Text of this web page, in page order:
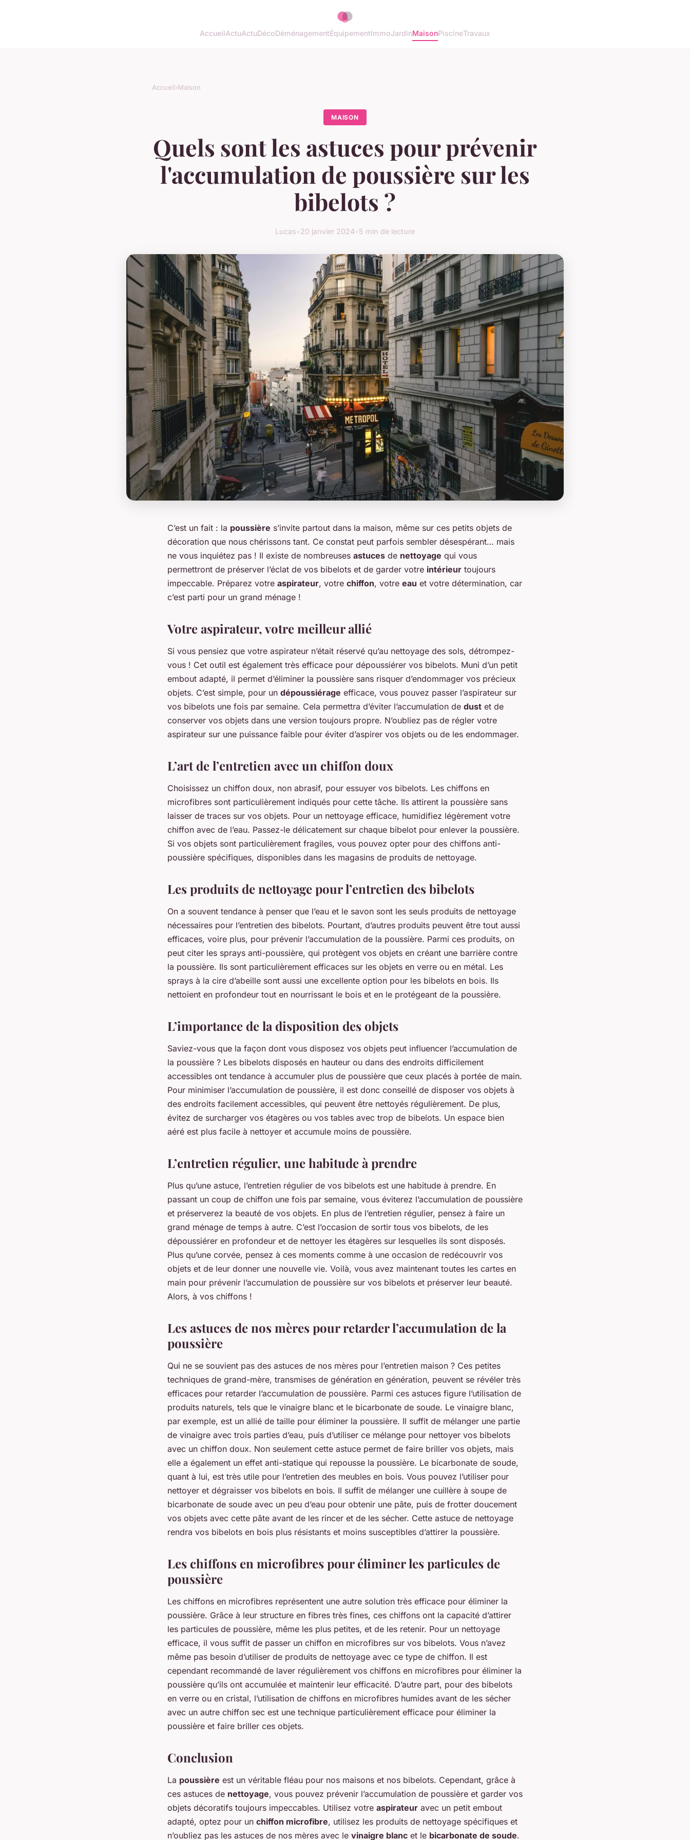
AccueilActuActuDécoDéménagementÉquipementImmoJardinMaisonPiscineTravaux
Accueil›Maison
MAISON
Quels sont les astuces pour prévenir
l'accumulation de poussière sur les
bibelots ?
Lucas•20 janvier 2024•5 min de lecture
C’est un fait : la poussière s’invite partout dans la maison, même sur ces petits objets de
décoration que nous chérissons tant. Ce constat peut parfois sembler désespérant… mais
ne vous inquiétez pas ! Il existe de nombreuses astuces de nettoyage qui vous
permettront de préserver l’éclat de vos bibelots et de garder votre intérieur toujours
impeccable. Préparez votre aspirateur, votre chiffon, votre eau et votre détermination, car
c’est parti pour un grand ménage !
Votre aspirateur, votre meilleur allié
Si vous pensiez que votre aspirateur n’était réservé qu’au nettoyage des sols, détrompez-
vous ! Cet outil est également très efficace pour dépoussiérer vos bibelots. Muni d’un petit
embout adapté, il permet d’éliminer la poussière sans risquer d’endommager vos précieux
objets. C’est simple, pour un dépoussiérage efficace, vous pouvez passer l’aspirateur sur
vos bibelots une fois par semaine. Cela permettra d’éviter l’accumulation de dust et de
conserver vos objets dans une version toujours propre. N’oubliez pas de régler votre
aspirateur sur une puissance faible pour éviter d’aspirer vos objets ou de les endommager.
L’art de l’entretien avec un chiffon doux
Choisissez un chiffon doux, non abrasif, pour essuyer vos bibelots. Les chiffons en
microfibres sont particulièrement indiqués pour cette tâche. Ils attirent la poussière sans
laisser de traces sur vos objets. Pour un nettoyage efficace, humidifiez légèrement votre
chiffon avec de l’eau. Passez-le délicatement sur chaque bibelot pour enlever la poussière.
Si vos objets sont particulièrement fragiles, vous pouvez opter pour des chiffons anti-
poussière spécifiques, disponibles dans les magasins de produits de nettoyage.
Les produits de nettoyage pour l’entretien des bibelots
On a souvent tendance à penser que l’eau et le savon sont les seuls produits de nettoyage
nécessaires pour l’entretien des bibelots. Pourtant, d’autres produits peuvent être tout aussi
efficaces, voire plus, pour prévenir l’accumulation de la poussière. Parmi ces produits, on
peut citer les sprays anti-poussière, qui protègent vos objets en créant une barrière contre
la poussière. Ils sont particulièrement efficaces sur les objets en verre ou en métal. Les
sprays à la cire d’abeille sont aussi une excellente option pour les bibelots en bois. Ils
nettoient en profondeur tout en nourrissant le bois et en le protégeant de la poussière.
L’importance de la disposition des objets
Saviez-vous que la façon dont vous disposez vos objets peut influencer l’accumulation de
la poussière ? Les bibelots disposés en hauteur ou dans des endroits difficilement
accessibles ont tendance à accumuler plus de poussière que ceux placés à portée de main.
Pour minimiser l’accumulation de poussière, il est donc conseillé de disposer vos objets à
des endroits facilement accessibles, qui peuvent être nettoyés régulièrement. De plus,
évitez de surcharger vos étagères ou vos tables avec trop de bibelots. Un espace bien
aéré est plus facile à nettoyer et accumule moins de poussière.
L’entretien régulier, une habitude à prendre
Plus qu’une astuce, l’entretien régulier de vos bibelots est une habitude à prendre. En
passant un coup de chiffon une fois par semaine, vous éviterez l’accumulation de poussière
et préserverez la beauté de vos objets. En plus de l’entretien régulier, pensez à faire un
grand ménage de temps à autre. C’est l’occasion de sortir tous vos bibelots, de les
dépoussiérer en profondeur et de nettoyer les étagères sur lesquelles ils sont disposés.
Plus qu’une corvée, pensez à ces moments comme à une occasion de redécouvrir vos
objets et de leur donner une nouvelle vie. Voilà, vous avez maintenant toutes les cartes en
main pour prévenir l’accumulation de poussière sur vos bibelots et préserver leur beauté.
Alors, à vos chiffons !
Les astuces de nos mères pour retarder l’accumulation de la
poussière
Qui ne se souvient pas des astuces de nos mères pour l’entretien maison ? Ces petites
techniques de grand-mère, transmises de génération en génération, peuvent se révéler très
efficaces pour retarder l’accumulation de poussière. Parmi ces astuces figure l’utilisation de
produits naturels, tels que le vinaigre blanc et le bicarbonate de soude. Le vinaigre blanc,
par exemple, est un allié de taille pour éliminer la poussière. Il suffit de mélanger une partie
de vinaigre avec trois parties d’eau, puis d’utiliser ce mélange pour nettoyer vos bibelots
avec un chiffon doux. Non seulement cette astuce permet de faire briller vos objets, mais
elle a également un effet anti-statique qui repousse la poussière. Le bicarbonate de soude,
quant à lui, est très utile pour l’entretien des meubles en bois. Vous pouvez l’utiliser pour
nettoyer et dégraisser vos bibelots en bois. Il suffit de mélanger une cuillère à soupe de
bicarbonate de soude avec un peu d’eau pour obtenir une pâte, puis de frotter doucement
vos objets avec cette pâte avant de les rincer et de les sécher. Cette astuce de nettoyage
rendra vos bibelots en bois plus résistants et moins susceptibles d’attirer la poussière.
Les chiffons en microfibres pour éliminer les particules de
poussière
Les chiffons en microfibres représentent une autre solution très efficace pour éliminer la
poussière. Grâce à leur structure en fibres très fines, ces chiffons ont la capacité d’attirer
les particules de poussière, même les plus petites, et de les retenir. Pour un nettoyage
efficace, il vous suffit de passer un chiffon en microfibres sur vos bibelots. Vous n’avez
même pas besoin d’utiliser de produits de nettoyage avec ce type de chiffon. Il est
cependant recommandé de laver régulièrement vos chiffons en microfibres pour éliminer la
poussière qu’ils ont accumulée et maintenir leur efficacité. D’autre part, pour des bibelots
en verre ou en cristal, l’utilisation de chiffons en microfibres humides avant de les sécher
avec un autre chiffon sec est une technique particulièrement efficace pour éliminer la
poussière et faire briller ces objets.
Conclusion
La poussière est un véritable fléau pour nos maisons et nos bibelots. Cependant, grâce à
ces astuces de nettoyage, vous pouvez prévenir l’accumulation de poussière et garder vos
objets décoratifs toujours impeccables. Utilisez votre aspirateur avec un petit embout
adapté, optez pour un chiffon microfibre, utilisez les produits de nettoyage spécifiques et
n’oubliez pas les astuces de nos mères avec le vinaigre blanc et le bicarbonate de soude.